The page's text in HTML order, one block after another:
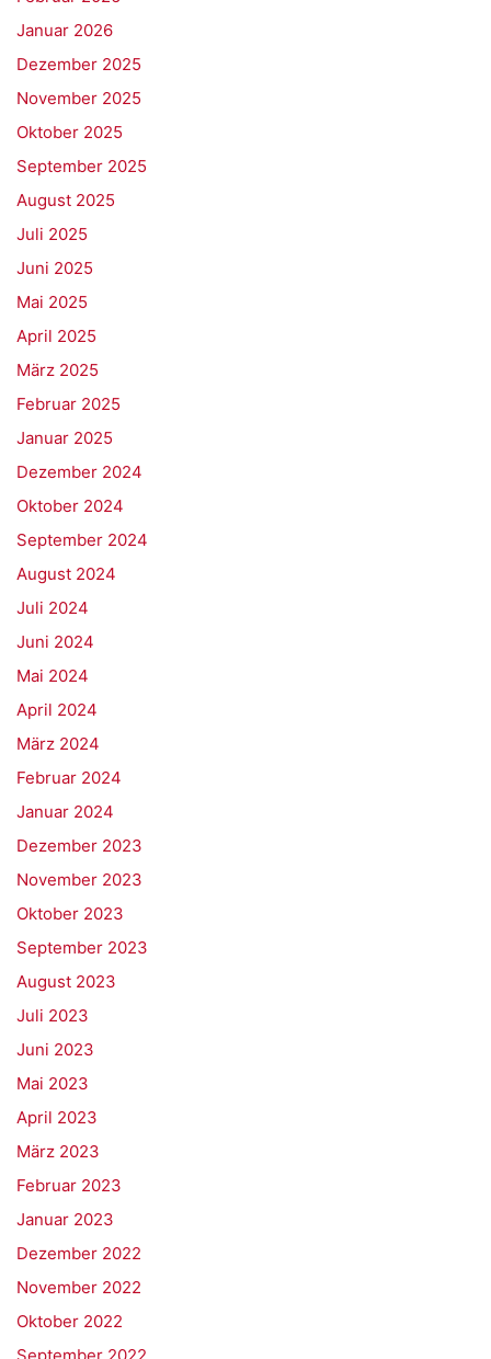
Januar 2026
Dezember 2025
November 2025
Oktober 2025
September 2025
August 2025
Juli 2025
Juni 2025
Mai 2025
April 2025
März 2025
Februar 2025
Januar 2025
Dezember 2024
Oktober 2024
September 2024
August 2024
Juli 2024
Juni 2024
Mai 2024
April 2024
März 2024
Februar 2024
Januar 2024
Dezember 2023
November 2023
Oktober 2023
September 2023
August 2023
Juli 2023
Juni 2023
Mai 2023
April 2023
März 2023
Februar 2023
Januar 2023
Dezember 2022
November 2022
Oktober 2022